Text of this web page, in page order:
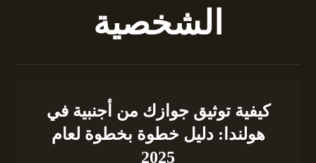
الشخصية
كيفية توثيق جوازك من أجنبية في
هولندا: دليل خطوة بخطوة لعام
2025